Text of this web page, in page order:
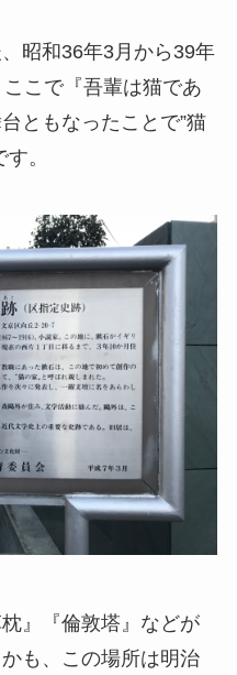
昭和36年3月から39年
こで『吾輩は猫であ
ともなったことで”猫
。
』『倫敦塔』などが
も、この場所は明治